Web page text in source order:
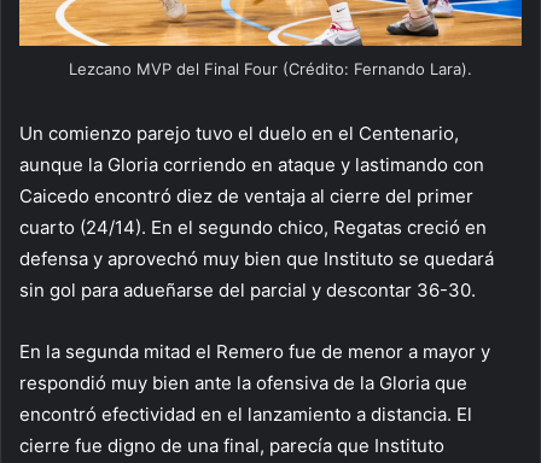
Lezcano MVP del Final Four (Crédito: Fernando Lara).
Un comienzo parejo tuvo el duelo en el Centenario,
aunque la Gloria corriendo en ataque y lastimando con
Caicedo encontró diez de ventaja al cierre del primer
cuarto (24/14). En el segundo chico, Regatas creció en
defensa y aprovechó muy bien que Instituto se quedará
sin gol para adueñarse del parcial y descontar 36-30.
En la segunda mitad el Remero fue de menor a mayor y
respondió muy bien ante la ofensiva de la Gloria que
encontró efectividad en el lanzamiento a distancia. El
cierre fue digno de una final, parecía que Instituto